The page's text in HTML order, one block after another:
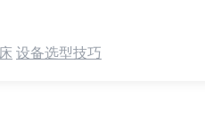
设备选型技巧